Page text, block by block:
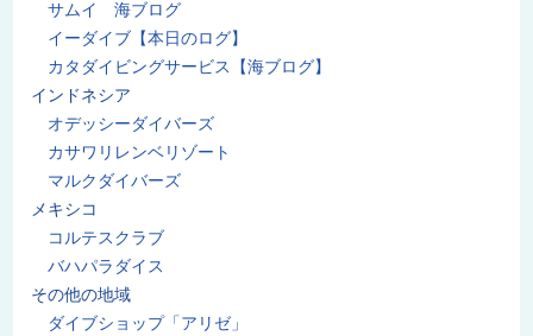
サムイ 海ブログ
イーダイブ【本日のログ】
カタダイビングサービス【海ブログ】
インドネシア
オデッシーダイバーズ
カサワリレンベリゾート
マルクダイバーズ
メキシコ
コルテスクラブ
バハパラダイス
その他の地域
ダイブショップ「アリゼ」